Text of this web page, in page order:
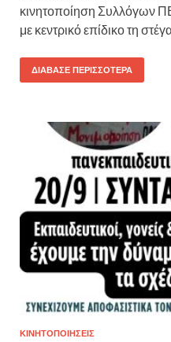
κινητοποίηση Συλλόγων
με κεντρικό επίδικο τη
ΔΙΆΒΑΣΕ ΠΕΡΙΣΣΌΤΕΡΑ
ΚΙΝΗΤΟΠΟΙΗΣΕΙΣ